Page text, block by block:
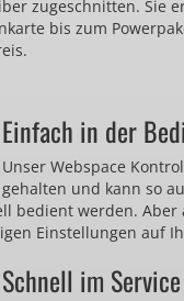
zugeschnitten. Sie
bis zum
Einfach in der
Unser Webspace
gehalten und kann so
bedient werden. Aber
Einstellungen auf
Schnell im Service